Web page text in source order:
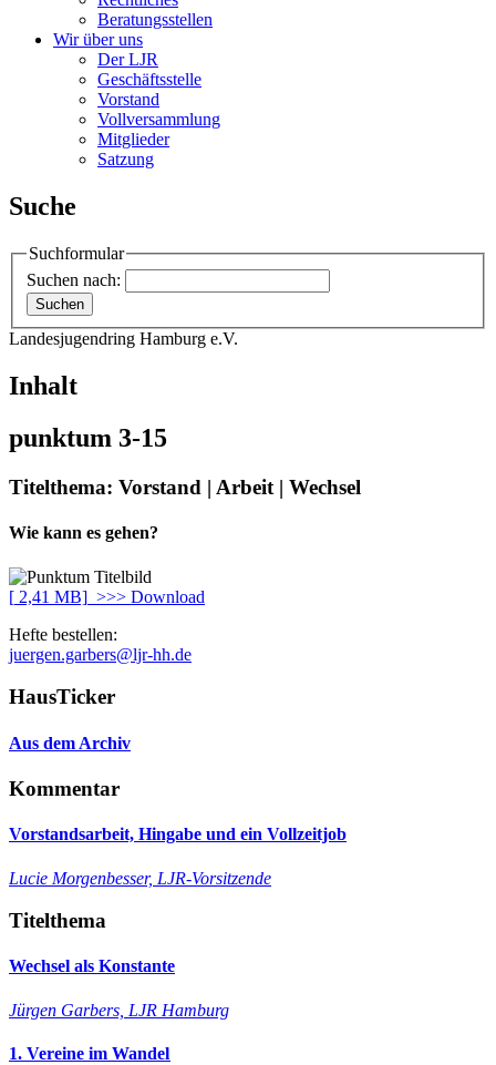
Beratungsstellen
Wir über uns
Der LJR
Geschäftsstelle
Vorstand
Vollversammlung
Mitglieder
Satzung
Suche
Suchformular
Suchen nach:
Landesjugendring Hamburg e.V.
Inhalt
punktum 3-15
Titelthema: Vorstand | Arbeit | Wechsel
Wie kann es gehen?
[ 2,41 MB] >>> Download
Hefte bestellen:
juergen.garbers@ljr-hh.de
HausTicker
Aus dem Archiv
Kommentar
Vorstandsarbeit, Hingabe und ein Vollzeitjob
Lucie Morgenbesser, LJR-Vorsitzende
Titelthema
Wechsel als Konstante
Jürgen Garbers, LJR Hamburg
1. Vereine im Wandel